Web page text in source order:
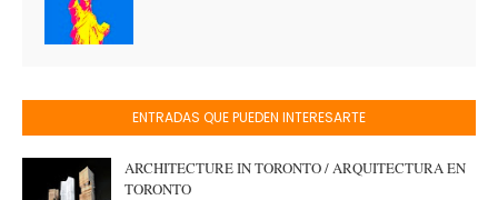
ENTRADAS QUE PUEDEN INTERESARTE
ARCHITECTURE IN TORONTO / ARQUITECTURA EN
TORONTO